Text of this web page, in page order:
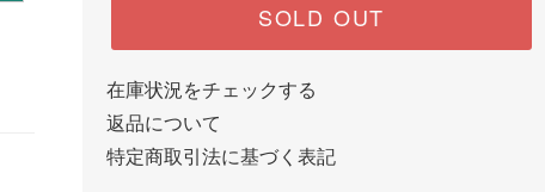
SOLD OUT
在庫状況をチェックする
返品について
特定商取引法に基づく表記